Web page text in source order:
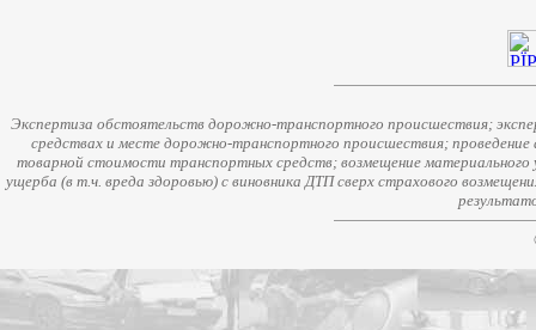
Экспертиза обстоятельств дорожно-транспортного происшествия;
средствах и месте дорожно-транспортного происшествия;
товарной стоимости транспортных средств; возмещение
ущерба (в т.ч. вреда здоровью) с виновника ДТП сверх страхового